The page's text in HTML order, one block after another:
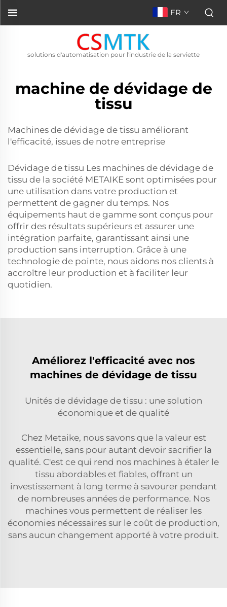
FR
solutions d'automatisation pour l'industrie de la serviette
machine de dévidage de
tissu
Machines de dévidage de tissu améliorant
l'efficacité, issues de notre entreprise
Dévidage de tissu Les machines de dévidage de
tissu de la société METAIKE sont optimisées pour
une utilisation dans votre production et
permettent de gagner du temps. Nos
équipements haut de gamme sont conçus pour
offrir des résultats supérieurs et assurer une
intégration parfaite, garantissant ainsi une
production sans interruption. Grâce à une
technologie de pointe, nous aidons nos clients à
accroître leur production et à faciliter leur
quotidien.
Améliorez l'efficacité avec nos
machines de dévidage de tissu
Unités de dévidage de tissu : une solution
économique et de qualité
Chez Metaike, nous savons que la valeur est
essentielle, sans pour autant devoir sacrifier la
qualité. C'est ce qui rend nos machines à étaler le
tissu abordables et fiables, offrant un
investissement à long terme à savourer pendant
de nombreuses années de performance. Nos
machines vous permettent de réaliser les
économies nécessaires sur le coût de production,
sans aucun changement apporté à votre produit.